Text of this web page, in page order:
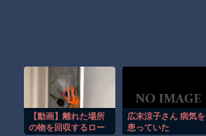
【動画】離れた場所
の物を回収するロー
広末涼子さん 病気を
患っていた